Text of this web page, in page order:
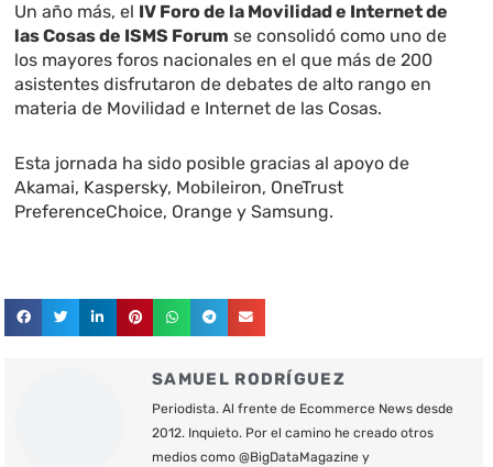
Un año más, el IV Foro de la Movilidad e Internet de
las Cosas de ISMS Forum se consolidó como uno de
los mayores foros nacionales en el que más de 200
asistentes disfrutaron de debates de alto rango en
materia de Movilidad e Internet de las Cosas.
Esta jornada ha sido posible gracias al apoyo de
Akamai, Kaspersky, Mobileiron, OneTrust
PreferenceChoice, Orange y Samsung.
SAMUEL RODRÍGUEZ
Periodista. Al frente de Ecommerce News desde
2012. Inquieto. Por el camino he creado otros
medios como @BigDataMagazine y